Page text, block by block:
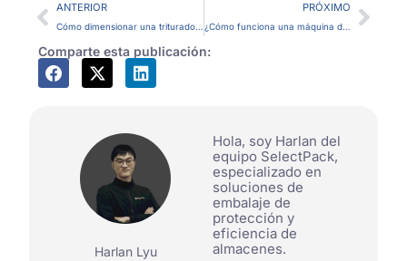
ANTERIOR
Cómo dimensionar una trituradora de cartón para su operación de embalaje.
PRÓXIMO
¿Cómo funciona una máquina de burbujas de papel? Del papel plano al acolchado protector.
Comparte esta publicación:
Harlan Lyu
Hola, soy Harlan del
equipo SelectPack,
especializado en
soluciones de
embalaje de
protección y
eficiencia de
almacenes.